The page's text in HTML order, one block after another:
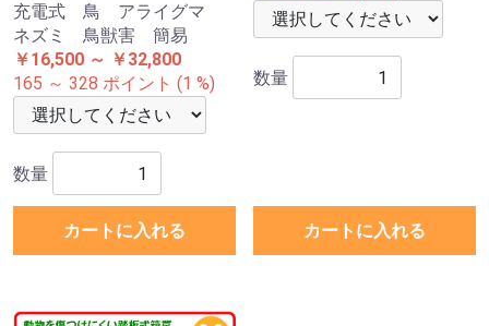
充電式 鳥 アライグマ
ネズミ 鳥獣害 簡易
￥16,500 ～ ￥32,800
165 ～ 328 ポイント (1 %)
数量
カートに入れる
数量
カートに入れる